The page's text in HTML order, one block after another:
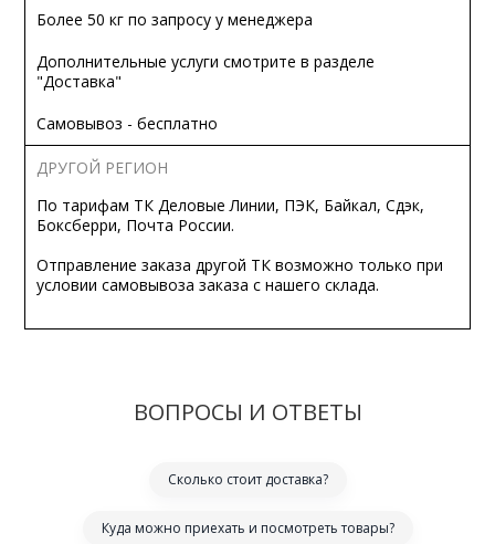
Более 50 кг по запросу у менеджера
Дополнительные услуги смотрите в разделе
"Доставка"
Самовывоз - бесплатно
ДРУГОЙ РЕГИОН
По тарифам ТК Деловые Линии, ПЭК, Байкал, Сдэк,
Боксберри, Почта России.
Отправление заказа другой ТК возможно только при
условии самовывоза заказа с нашего склада.
ВОПРОСЫ И ОТВЕТЫ
Сколько стоит доставка?
Куда можно приехать и посмотреть товары?